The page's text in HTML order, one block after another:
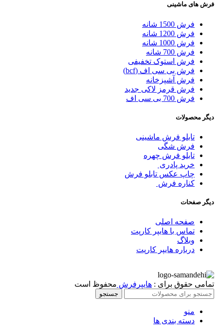
فرش های ماشینی
فرش 1500 شانه
فرش 1200 شانه
فرش 1000 شانه
فرش 700 شانه
فرش استوک تخفیفی
فرش بی سی اف (bcf)
فرش آشپزخانه
فرش قرمز لاکی جدید
فرش 700 بی سی اف
دیگر محصولات
تابلو فرش ماشینی
فرش شگی
تابلو فرش چهره
خرید پادری
چاپ عکس تابلو فرش
کناره فرش
دیگر صفحات
صفحه اصلی
تماس با هایپر کارپت
وبلاگ
درباره هایپر کارپت
تمامی حقوق برای : هایپرفرش محفوظ است
جستجو
منو
دسته بندی ها